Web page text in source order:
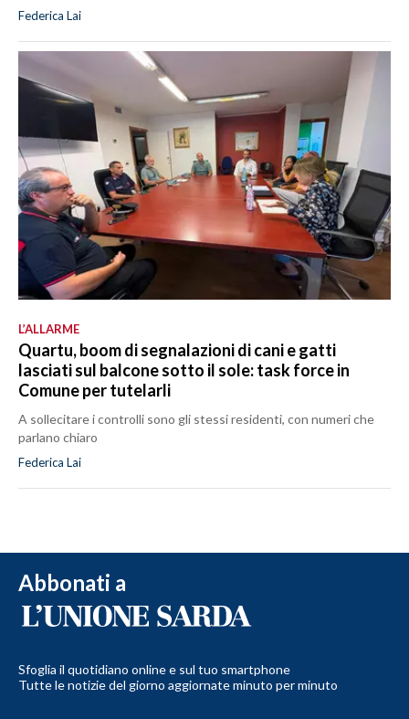
Federica Lai
L’ALLARME
Quartu, boom di segnalazioni di cani e gatti
lasciati sul balcone sotto il sole: task force in
Comune per tutelarli
A sollecitare i controlli sono gli stessi residenti, con numeri che
parlano chiaro
Federica Lai
Abbonati a
Sfoglia il quotidiano online e sul tuo smartphone
Tutte le notizie del giorno aggiornate minuto per minuto